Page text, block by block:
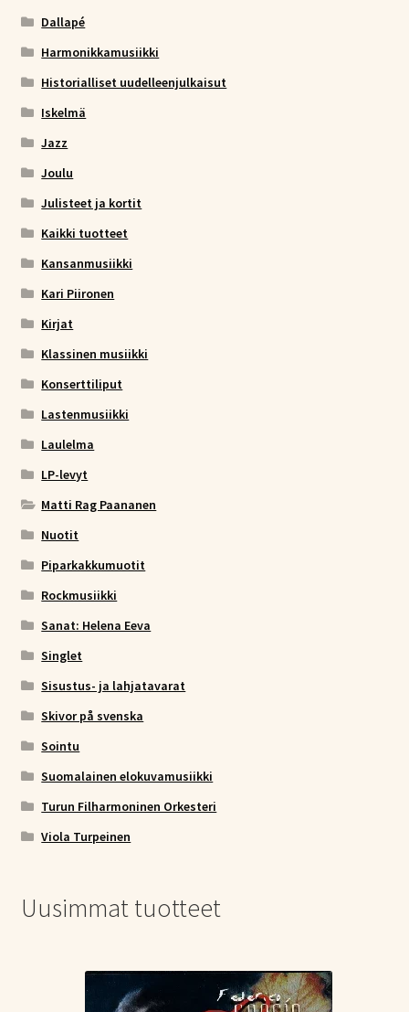
Dallapé
Harmonikkamusiikki
Historialliset uudelleenjulkaisut
Iskelmä
Jazz
Joulu
Julisteet ja kortit
Kaikki tuotteet
Kansanmusiikki
Kari Piironen
Kirjat
Klassinen musiikki
Konserttiliput
Lastenmusiikki
Laulelma
LP-levyt
Matti Rag Paananen
Nuotit
Piparkakkumuotit
Rockmusiikki
Sanat: Helena Eeva
Singlet
Sisustus- ja lahjatavarat
Skivor på svenska
Sointu
Suomalainen elokuvamusiikki
Turun Filharmoninen Orkesteri
Viola Turpeinen
Uusimmat tuotteet